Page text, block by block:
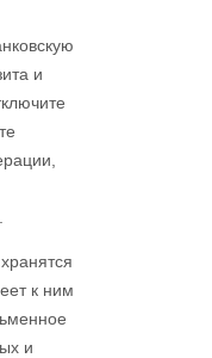
и
к ним
и